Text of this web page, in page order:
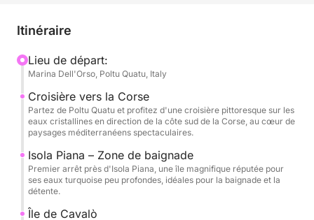
réputée pour ses eaux turquoise peu profondes,
naturel paisible.
L'excursion se poursuit vers l'élégante île de
Cavallò, célèbre pour ses plages immaculées et son
ambiance raffinée. Vous pourrez y admirer la beauté
L'un des points forts de la journée est la visite de
Bonifacio, une ville spectaculaire perchée sur
d'impressionnantes falaises de calcaire blanc. Son
Itinéraire
Lieu de départ:
Marina Dell'Orso, Poltu Quatu, Italy
Croisière vers la Corse
Partez de Poltu Quatu et profitez d'une croisière pittoresque sur les
eaux cristallines en direction de la côte sud de la Corse, au cœur de
paysages méditerranéens spectaculaires.
Isola Piana – Zone de baignade
Premier arrêt près d'Isola Piana, une île magnifique réputée pour
ses eaux turquoise peu profondes, idéales pour la baignade et la
détente.
Île de Cavalò